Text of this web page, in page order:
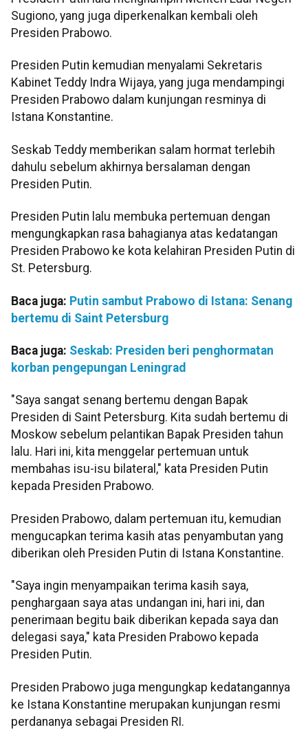
Sugiono, yang juga diperkenalkan kembali oleh
Presiden Prabowo.
Presiden Putin kemudian menyalami Sekretaris
Kabinet Teddy Indra Wijaya, yang juga mendampingi
Presiden Prabowo dalam kunjungan resminya di
Istana Konstantine.
Seskab Teddy memberikan salam hormat terlebih
dahulu sebelum akhirnya bersalaman dengan
Presiden Putin.
Presiden Putin lalu membuka pertemuan dengan
mengungkapkan rasa bahagianya atas kedatangan
Presiden Prabowo ke kota kelahiran Presiden Putin di
St. Petersburg.
Baca juga: Putin sambut Prabowo di Istana: Senang
bertemu di Saint Petersburg
Baca juga: Seskab: Presiden beri penghormatan
korban pengepungan Leningrad
"Saya sangat senang bertemu dengan Bapak
Presiden di Saint Petersburg. Kita sudah bertemu di
Moskow sebelum pelantikan Bapak Presiden tahun
lalu. Hari ini, kita menggelar pertemuan untuk
membahas isu-isu bilateral," kata Presiden Putin
kepada Presiden Prabowo.
Presiden Prabowo, dalam pertemuan itu, kemudian
mengucapkan terima kasih atas penyambutan yang
diberikan oleh Presiden Putin di Istana Konstantine.
"Saya ingin menyampaikan terima kasih saya,
penghargaan saya atas undangan ini, hari ini, dan
penerimaan begitu baik diberikan kepada saya dan
delegasi saya," kata Presiden Prabowo kepada
Presiden Putin.
Presiden Prabowo juga mengungkap kedatangannya
ke Istana Konstantine merupakan kunjungan resmi
perdananya sebagai Presiden RI.